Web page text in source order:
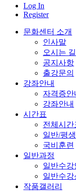
Log In
Register
문화센터 소개
인사말
오시는 길
공지사항
출강문의
강좌안내
자격증안
강좌안내
시간표
전체시간
일반/평
국비훈련
일반과정
일반수강
일반수강
작품갤러리